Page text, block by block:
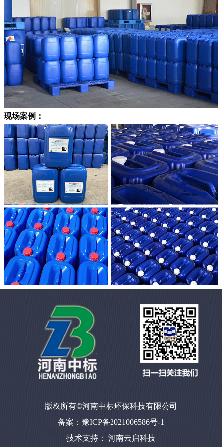
现场案例：
版权所有©河南中标环保科技有限公司
备案：豫ICP备2021006586号-1
技术支持： 河南云启科技